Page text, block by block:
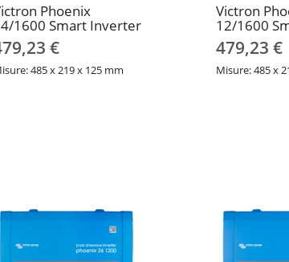
Phoenix
1600 Smart Inverter
€
485 x 219 x 125 mm
Victron
12/1600
479,23 €
Misure: 485 x